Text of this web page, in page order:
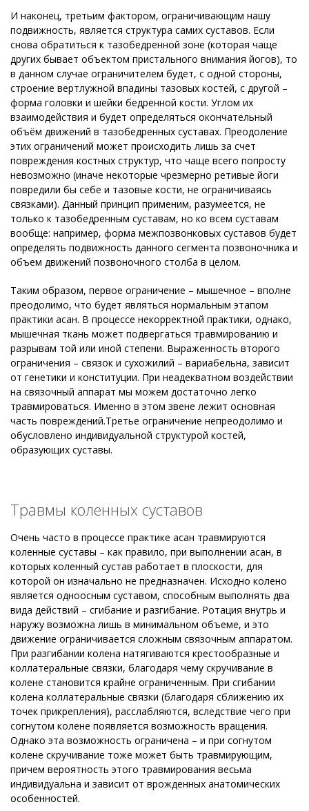
И наконец, третьим фактором, ограничивающим нашу
подвижность, является структура самих суставов. Если
снова обратиться к тазобедренной зоне (которая чаще
других бывает объектом пристального внимания йогов), то
в данном случае ограничителем будет, с одной стороны,
строение вертлужной впадины тазовых костей, с другой –
форма головки и шейки бедренной кости. Углом их
взаимодействия и будет определяться окончательный
объём движений в тазобедренных суставах. Преодоление
этих ограничений может происходить лишь за счет
повреждения костных структур, что чаще всего попросту
невозможно (иначе некоторые чрезмерно ретивые йоги
повредили бы себе и тазовые кости, не ограничиваясь
связками). Данный принцип применим, разумеется, не
только к тазобедренным суставам, но ко всем суставам
вообще: например, форма межпозвонковых суставов будет
определять подвижность данного сегмента позвоночника и
объем движений позвоночного столба в целом.
Таким образом, первое ограничение – мышечное – вполне
преодолимо, что будет являться нормальным этапом
практики асан. В процессе некорректной практики, однако,
мышечная ткань может подвергаться травмированию и
разрывам той или иной степени. Выраженность второго
ограничения – связок и сухожилий – вариабельна, зависит
от генетики и конституции. При неадекватном воздействии
на связочный аппарат мы можем достаточно легко
травмироваться. Именно в этом звене лежит основная
часть повреждений.Третье ограничение непреодолимо и
обусловлено индивидуальной структурой костей,
образующих суставы.
Травмы коленных суставов
Очень часто в процессе практике асан травмируются
коленные суставы – как правило, при выполнении асан, в
которых коленный сустав работает в плоскости, для
которой он изначально не предназначен. Исходно колено
является одноосным суставом, способным выполнять два
вида действий – сгибание и разгибание. Ротация внутрь и
наружу возможна лишь в минимальном объеме, и это
движение ограничивается сложным связочным аппаратом.
При разгибании колена натягиваются крестообразные и
коллатеральные связки, благодаря чему скручивание в
колене становится крайне ограниченным. При сгибании
колена коллатеральные связки (благодаря сближению их
точек прикрепления), расслабляются, вследствие чего при
согнутом колене появляется возможность вращения.
Однако эта возможность ограничена – и при согнутом
колене скручивание тоже может быть травмирующим,
причем вероятность этого травмирования весьма
индивидуальна и зависит от врожденных анатомических
особенностей.